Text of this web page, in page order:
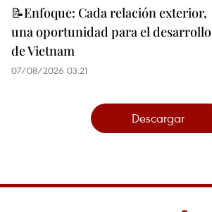
📝Enfoque: Cada relación exterior,
una oportunidad para el desarrollo
de Vietnam
07/08/2026 03:21
Descargar